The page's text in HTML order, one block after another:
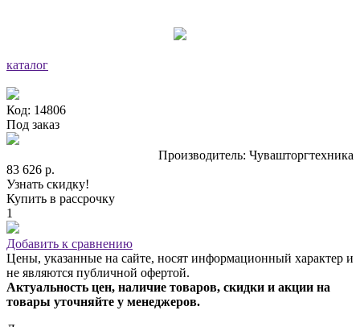
каталог
Код: 14806
Под заказ
Производитель: Чувашторгтехника
83 626 р.
Узнать скидку!
Купить в рассрочку
1
Добавить к сравнению
Цены, указанные на сайте, носят информационный характер и
не являются публичной офертой.
Актуальность цен, наличие товаров, скидки и акции на
товары уточняйте у менеджеров.